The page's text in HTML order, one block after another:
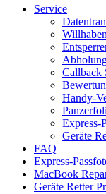
Service
Callback
Handy-
Express-
Geräte
FAQ
Express-
MacBook
Geräte Retter